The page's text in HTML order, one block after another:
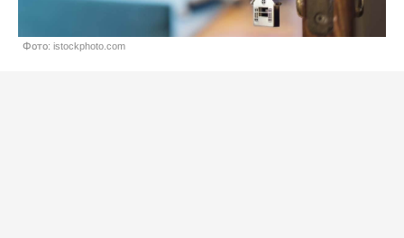
Фото: istockphoto.com